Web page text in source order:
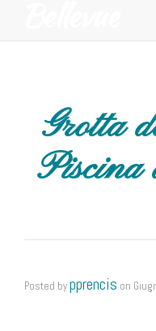
Grotta
Piscina
Posted bypprencis on